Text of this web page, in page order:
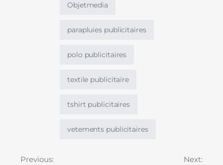
Objetmedia
parapluies publicitaires
polo publicitaires
textile publicitaire
tshirt publicitaires
vetements publicitaires
Previous: Next: